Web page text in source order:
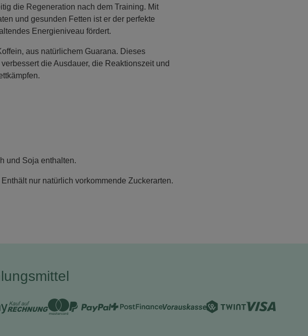
die Regeneration nach dem Training. Mit
und gesunden Fetten ist er der perfekte
Energieniveau fördert.
aus natürlichem Guarana. Dieses
die Ausdauer, die Reaktionszeit und
und Soja enthalten.
nur natürlich vorkommende Zuckerarten.